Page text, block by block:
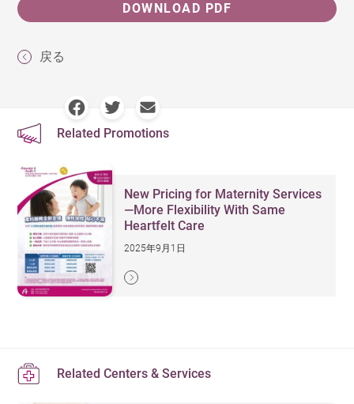
DOWNLOAD PDF
戻る
Related Promotions
New Pricing for Maternity Services
—More Flexibility With Same
Heartfelt Care
2025年9月1日
Related Centers & Services